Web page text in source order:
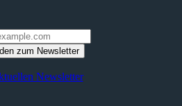
zum Newsletter
Newsletter